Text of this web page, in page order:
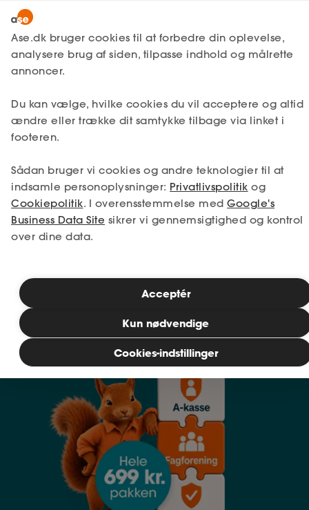
MitAse
Ase Selvstændig
Dokumenter.dk
Lønmodtager
A-kasse
Fagforening
Lønsikring
Få svar
Selvstændig
Studerende
Bliv medlem
Ase Selvstændig
Dokumenter.dk
Din vinderpakke til job og
økonomisk tryghed
A-kasse, fagforening og lønsikring
Hjælp til løn, kontrakt og rettigheder
Op til 6.000 kr. oveni dagpengene
Se pakken
Ase.dk bruger cookies til at forbedre din oplevelse,
analysere brug af siden, tilpasse indhold og målrette
annoncer.
Du kan vælge, hvilke cookies du vil acceptere og altid
ændre eller trække dit samtykke tilbage via linket i
footeren.
Sådan bruger vi cookies og andre teknologier til at
indsamle personoplysninger: Privatlivspolitik og
Cookiepolitik. I overensstemmelse med Google's
Business Data Site sikrer vi gennemsigtighed og kontrol
over dine data.
Cookies-indstillinger
Kun nødvendige
Acceptér